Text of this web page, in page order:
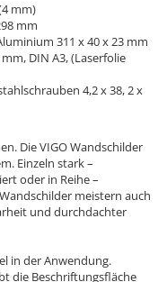
mm)
mm
311 x 40 x 23 mm
DIN A3, (Laserfolie
4,2 x 38, 2 x
Die VIGO Wandschilder
Einzeln stark –
oder in Reihe –
meistern auch
und durchdachter
in der Anwendung.
die Beschriftungsfläche